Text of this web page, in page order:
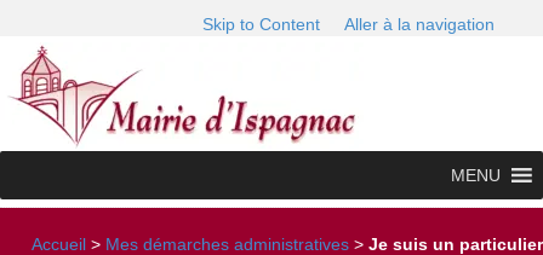
Skip to Content Aller à la navigation
MENU
Accueil > Mes démarches administratives > Je suis un particulier